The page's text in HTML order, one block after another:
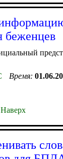
беженцев
Время:
Наверх